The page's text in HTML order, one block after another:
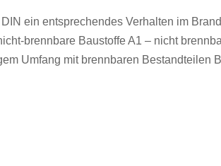
ein entsprechendes Verhalten im
brennbare Baustoffe A1 – nicht
Umfang mit brennbaren Bestandteilen